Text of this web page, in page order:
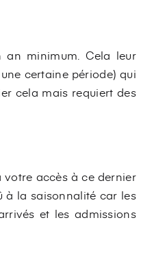
an minimum. Cela leur
certaine période) qui
cela mais requiert des
accès à ce dernier
à la saisonnalité car les
et les admissions